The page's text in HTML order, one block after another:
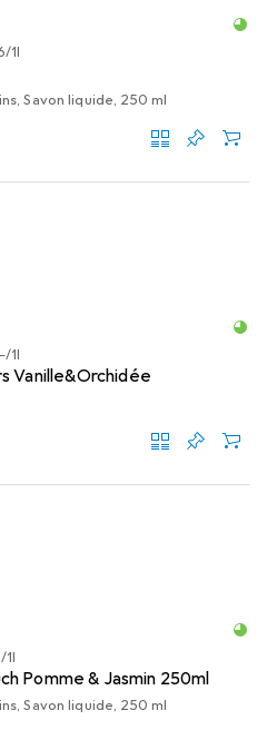
/1l
Savon liquide, 250 ml
/1l
Vanille&Orchidée
/1l
Pomme & Jasmin 250ml
Savon liquide, 250 ml